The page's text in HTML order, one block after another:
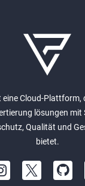
eine Cloud-Plattform,
lösungen mit
Qualität und
bietet.